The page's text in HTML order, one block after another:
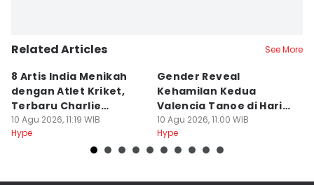
Related Articles See More
8 Artis India Menikah
dengan Atlet Kriket,
Terbaru Charlie
Chauhan
10 Agu 2026, 11:19 WIB
Hype
Gender Reveal
Kehamilan Kedua
Valencia Tanoe di Hari
Ultah Kevin Sanjaya
10 Agu 2026, 11:00 WIB
Hype